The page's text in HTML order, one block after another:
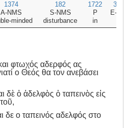
1374
A-NMS
minded
182
S-NMS
disturbance
1722
P
in
E-
φτωχός αδερφός ας
ο Θεός θα τον ανεβάσει
δὲ ὁ ἀδελφὸς ὁ ταπεινὸς εἰς
δε ο ταπεινός αδελφός στο